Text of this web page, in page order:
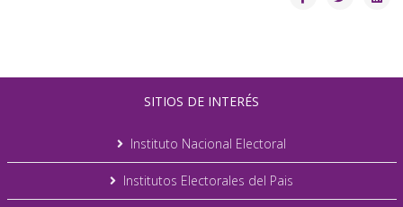
SITIOS DE INTERÉS
Instituto Nacional Electoral
Institutos Electorales del Pais